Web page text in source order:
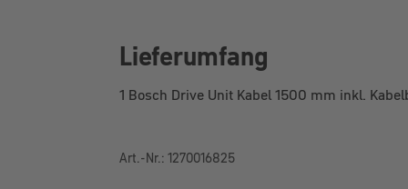
Lieferumfang
1 Bosch Drive Unit Kabel 1500 mm inkl.
Art.-Nr.: 1270016825